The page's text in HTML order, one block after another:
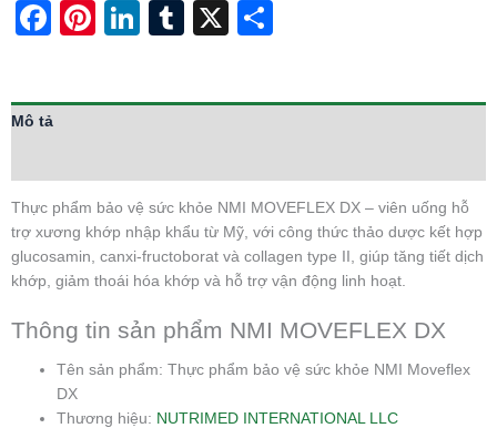
Facebook
Pinterest
LinkedIn
Tumblr
X
Mô tả
Thực phẩm bảo vệ sức khỏe NMI MOVEFLEX DX – viên uống hỗ
trợ xương khớp nhập khẩu từ Mỹ, với công thức thảo dược kết hợp
glucosamin, canxi-fructoborat và collagen type II, giúp tăng tiết dịch
khớp, giảm thoái hóa khớp và hỗ trợ vận động linh hoạt.
Thông tin sản phẩm NMI MOVEFLEX DX
Tên sản phẩm: Thực phẩm bảo vệ sức khỏe NMI Moveflex
DX
Thương hiệu: NUTRIMED INTERNATIONAL LLC